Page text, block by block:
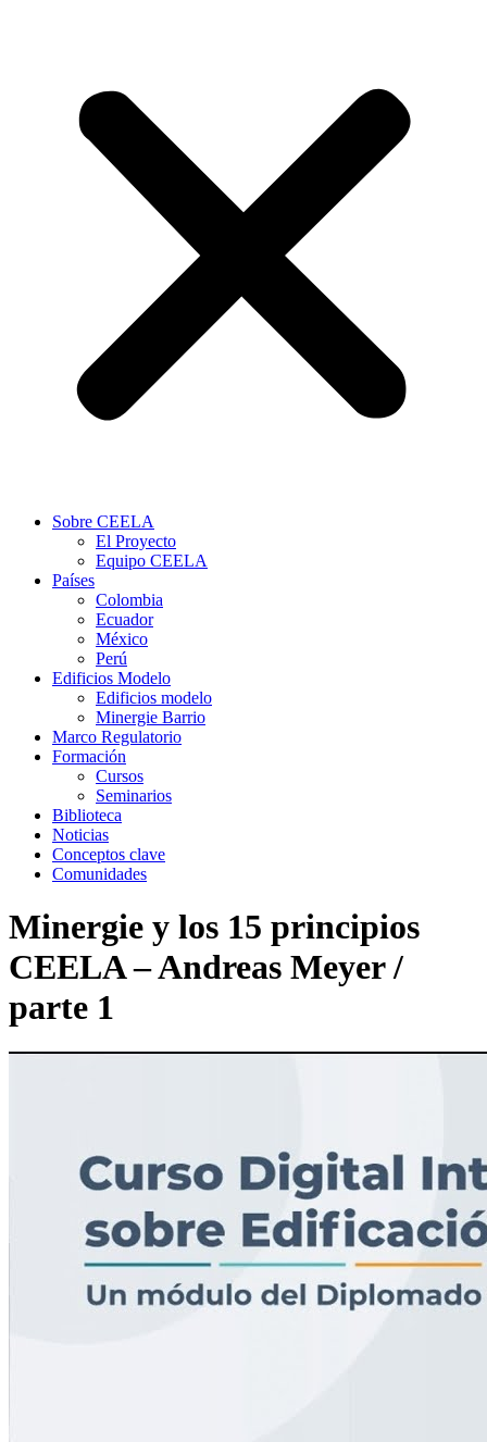
Sobre CEELA
El Proyecto
Equipo CEELA
Países
Colombia
Ecuador
México
Perú
Edificios Modelo
Edificios modelo
Minergie Barrio
Marco Regulatorio
Formación
Cursos
Seminarios
Biblioteca
Noticias
Conceptos clave
Comunidades
Minergie y los 15 principios
CEELA – Andreas Meyer /
parte 1